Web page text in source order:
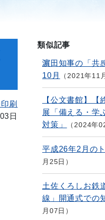
刷
日
類似記事
濵田知事の「共
10月
2021年11
【公文書館】【
展「備える・
対策」
2024年
平成26年2月の
月25日
土佐くろしお鉄
線」開通式での
月07日